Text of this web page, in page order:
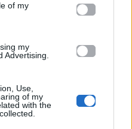
of my
my
Advertising.
Use,
of my
with the
Life
νέους επιστήμονες με
το πρόγραμμα
υποτροφιών